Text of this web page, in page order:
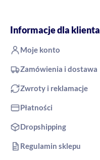
Informacje dla klienta
Moje konto
Zamówienia i dostawa
Zwroty i reklamacje
Płatności
Dropshipping
Regulamin sklepu